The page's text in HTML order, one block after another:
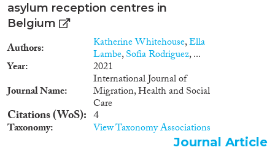
asylum reception centres in
Belgium
Authors Katherine Whitehouse,Ella
Lambe,Sofia Rodriguez, ...
Year
2021
Journal Name
International Journal of
Migration, Health and Social
Care
Citations (WoS) 4
Taxonomy View Taxonomy Associations
Journal Article